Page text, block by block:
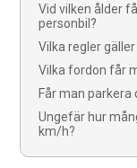
Vid vilken ålder
personbil?
Vilka regler
Vilka fordon får
Får man
Ungefär hur
km/h?